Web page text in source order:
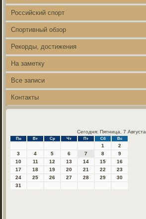
Российский спорт
Спортивный обзор
Рекорды, достижения
На заметку
Все записи
Контакты
Сегодня: Пятница, 7 Августа
Пн Вт Ср Чт Пт Сб Вс
1
2
3
4 5 6 7 8
9
10
11 12 13 14 15
16
17
18 19 20 21 22
23
24
25 26 27 28 29
30
31